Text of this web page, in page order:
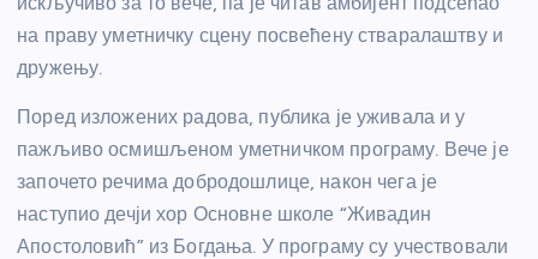
на праву уметничку сцену посвећену стваралаштву и
дружењу.
Поред изложених радова, публика је уживала и у
пажљиво осмишљеном уметничком програму. Вече је
започето речима добродошлице, након чега је
наступио дечји хор Основне школе “Живадин
Апостоловић” из Богдања. У програму су учествовали